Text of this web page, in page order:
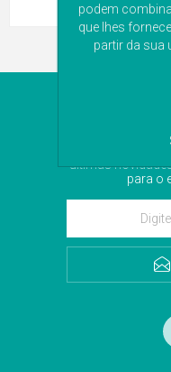
Subscreva a
últimas
para o
podem
que lhes
partir da sua